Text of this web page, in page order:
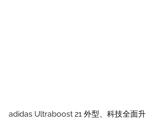
adidas Ultraboost 21 外型、科技全面升